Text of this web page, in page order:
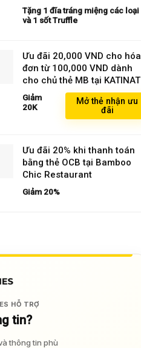
Tặng 1 đĩa tráng miệng các loại
và 1 sốt Truffle
Ưu đãi 20,000 VND cho hóa
đơn từ 100,000 VND dành
cho chủ thẻ MB tại KATINAT
Giảm
20K
Mở thẻ nhận ưu
đãi
Ưu đãi 20% khi thanh toán
bằng thẻ OCB tại Bamboo
Chic Restaurant
Giảm 20%
HỖ TRỢ
tin?
thông tin phù